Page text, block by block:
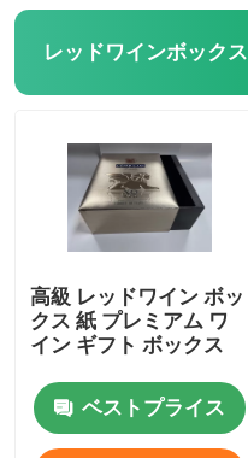
レッドワインボックス
高級 レッドワイン ボッ
クス 紙 プレミアム ワ
イン ギフト ボックス
ベストプライス